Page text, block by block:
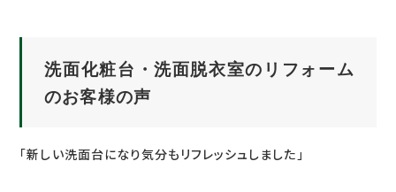
洗面化粧台・洗面脱衣室のリフォーム
のお客様の声
「新しい洗面台になり気分もリフレッシュしました」